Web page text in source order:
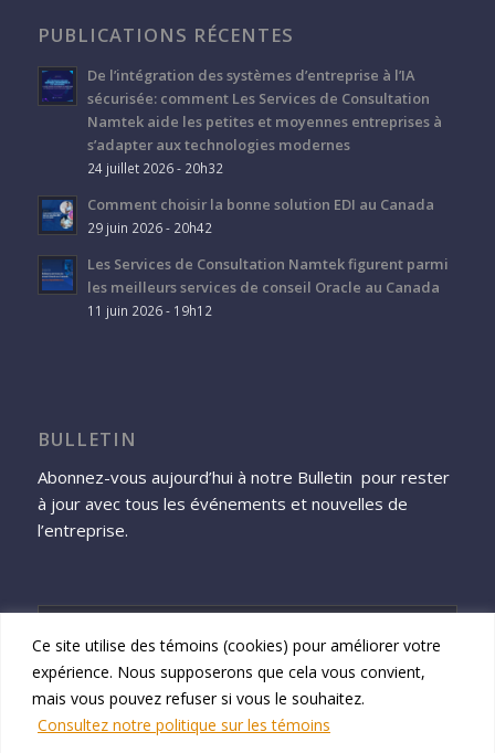
Ce site utilise des témoins (cookies) pour améliorer votre
expérience. Nous supposerons que cela vous convient,
mais vous pouvez refuser si vous le souhaitez.
Consultez notre politique sur les témoins
PUBLICATIONS RÉCENTES
De l’intégration des systèmes d’entreprise à l’IA
sécurisée: comment Les Services de Consultation
Namtek aide les petites et moyennes entreprises à
s’adapter aux technologies modernes
24 juillet 2026 - 20h32
Comment choisir la bonne solution EDI au Canada
29 juin 2026 - 20h42
Les Services de Consultation Namtek figurent parmi
les meilleurs services de conseil Oracle au Canada
11 juin 2026 - 19h12
BULLETIN
Abonnez-vous aujourd’hui à notre Bulletin pour rester
à jour avec tous les événements et nouvelles de
l’entreprise.
S'inscrire